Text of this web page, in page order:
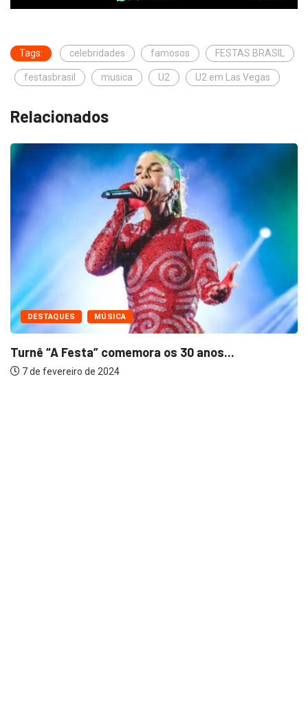
Tags: celebridades famosos FESTAS BRASIL
festasbrasil musica U2 U2 em Las Vegas
Relacionados
FAMOSOS MÚSICA
Travis Kelce fala que novo álbum
7 de fevereiro de 2024